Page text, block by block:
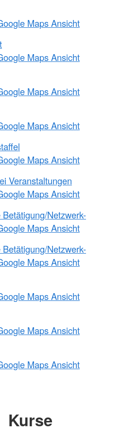
Maps Ansicht
Maps Ansicht
Maps Ansicht
Maps Ansicht
Maps Ansicht
Veranstaltungen
Maps Ansicht
Netzwerk-
Maps Ansicht
Netzwerk-
Maps Ansicht
Maps Ansicht
Maps Ansicht
Maps Ansicht
Kurse